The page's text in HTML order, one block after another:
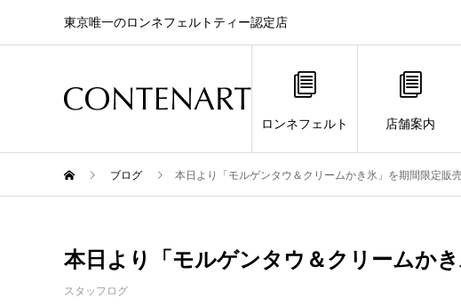
東京唯一のロンネフェルトティー認定店
ロンネフェルト 店舗案内
ブログ 本日より「モルゲンタウ＆クリームかき氷」を期間限定販
本日より「モルゲンタウ＆クリームか
スタッフログ